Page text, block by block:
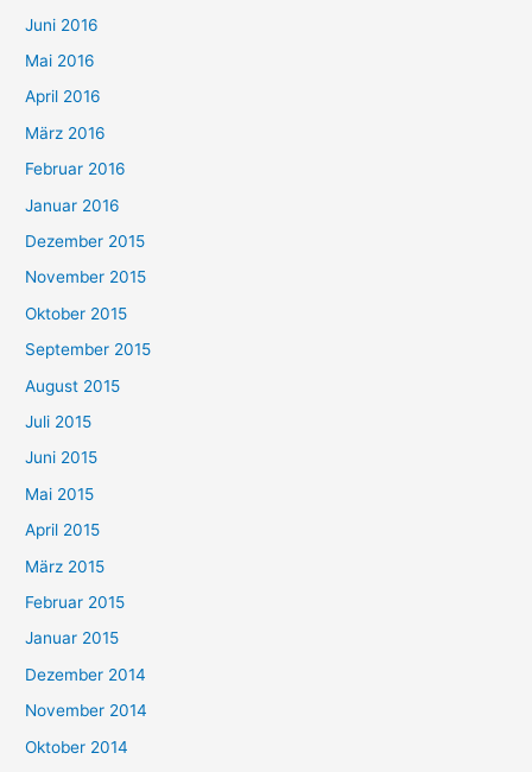
Juni 2016
Mai 2016
April 2016
März 2016
Februar 2016
Januar 2016
Dezember 2015
November 2015
Oktober 2015
September 2015
August 2015
Juli 2015
Juni 2015
Mai 2015
April 2015
März 2015
Februar 2015
Januar 2015
Dezember 2014
November 2014
Oktober 2014